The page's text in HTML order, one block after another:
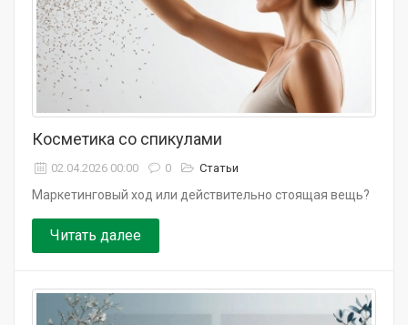
Косметика со спикулами
02.04.2026 00:00 0 Статьи
Маркетинговый ход или действительно стоящая вещь?
Читать далее